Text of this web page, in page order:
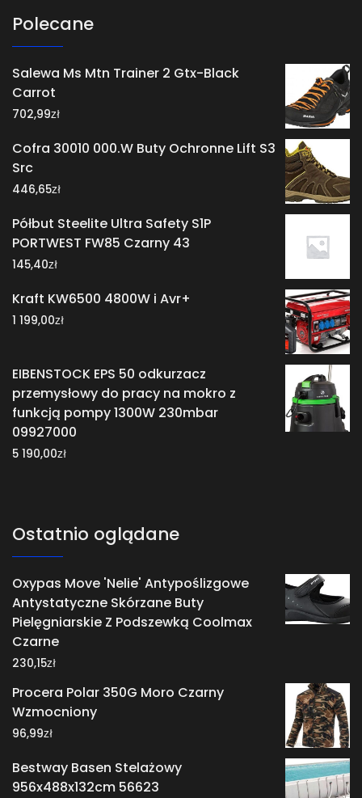
Polecane
Salewa Ms Mtn Trainer 2 Gtx-Black
Carrot
702,99zł
Cofra 30010 000.W Buty Ochronne Lift S3
Src
446,65zł
Półbut Steelite Ultra Safety S1P
PORTWEST FW85 Czarny 43
145,40zł
Kraft KW6500 4800W i Avr+
1 199,00zł
EIBENSTOCK EPS 50 odkurzacz
przemysłowy do pracy na mokro z
funkcją pompy 1300W 230mbar
09927000
5 190,00zł
Ostatnio oglądane
Oxypas Move 'Nelie' Antypoślizgowe
Antystatyczne Skórzane Buty
Pielęgniarskie Z Podszewką Coolmax
Czarne
230,15zł
Procera Polar 350G Moro Czarny
Wzmocniony
96,99zł
Bestway Basen Stelażowy
956x488x132cm 56623